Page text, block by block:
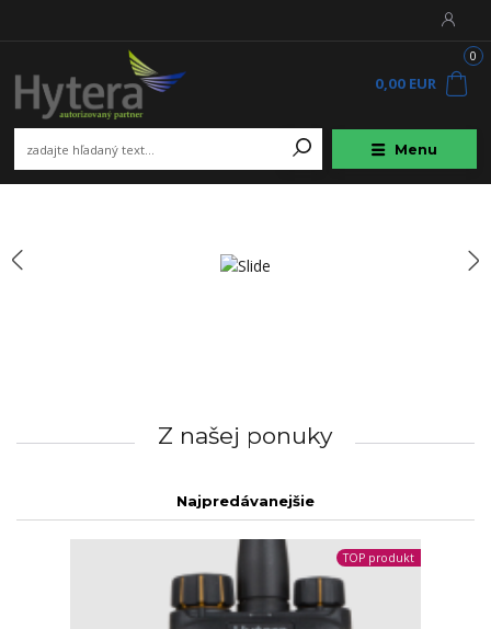
Menu
0
0,00 EUR
Z našej ponuky
Najpredávanejšie
TOP produkt